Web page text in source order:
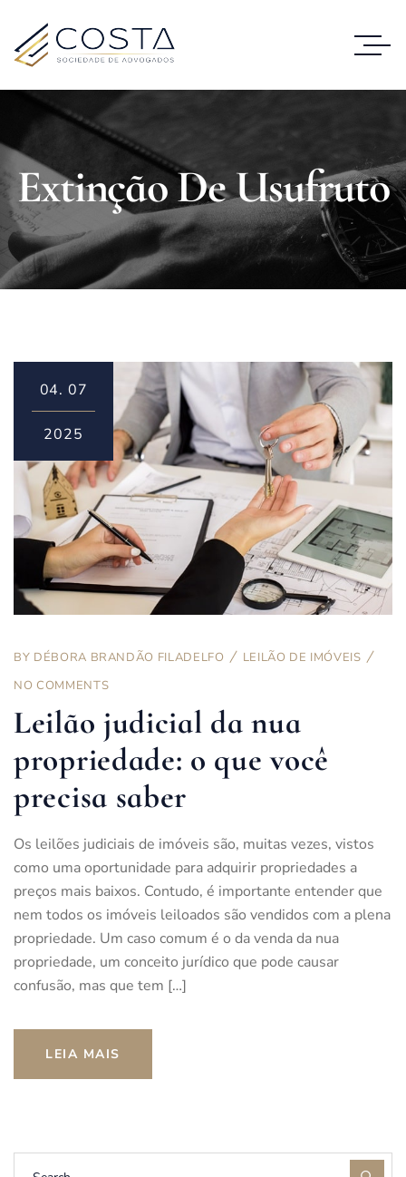
Extinção De Usufruto
04. 07
2025
BY DÉBORA BRANDÃO FILADELFO
LEILÃO DE IMÓVEIS
NO COMMENTS
Leilão judicial da nua
propriedade: o que você
precisa saber
Os leilões judiciais de imóveis são, muitas vezes, vistos
como uma oportunidade para adquirir propriedades a
preços mais baixos. Contudo, é importante entender que
nem todos os imóveis leiloados são vendidos com a plena
propriedade. Um caso comum é o da venda da nua
propriedade, um conceito jurídico que pode causar
confusão, mas que tem […]
LEIA MAIS